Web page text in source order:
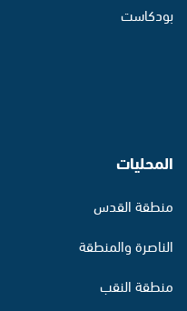
بودكاست
المحليات
منطقة القدس
الناصرة والمنطقة
منطقة النقب